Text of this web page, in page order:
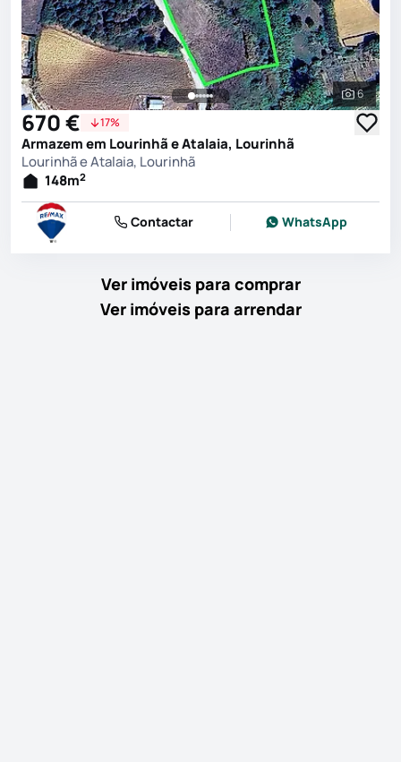
Ver
6
670 € 17%
Armazem em Lourinhã e Atalaia, Lourinhã
Lourinhã e Atalaia, Lourinhã
148m2
Contactar WhatsApp
Ver imóveis para comprar
Ver imóveis para arrendar